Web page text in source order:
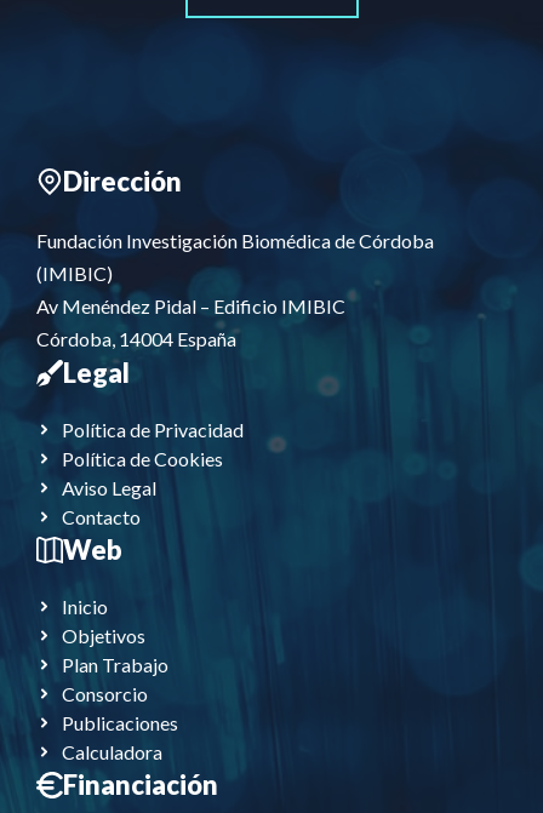
Dirección
Fundación Investigación Biomédica de Córdoba
(IMIBIC)
Av Menéndez Pidal – Edificio IMIBIC
Córdoba, 14004 España
Legal
Política de Privacidad
Política de Cookies
Aviso Legal
Contacto
Web
Inicio
Objetivos
Plan Trabajo
Consorcio
Publicaciones
Calculadora
Financiación